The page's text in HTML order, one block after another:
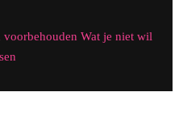
Wat je niet wil